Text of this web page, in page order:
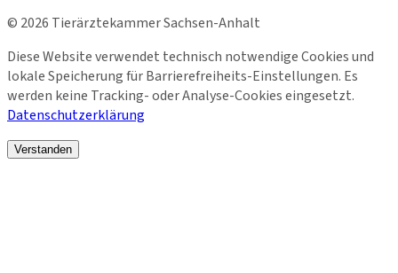
© 2026 Tierärztekammer Sachsen-Anhalt
Diese Website verwendet technisch notwendige Cookies und
lokale Speicherung für Barrierefreiheits-Einstellungen. Es
werden keine Tracking- oder Analyse-Cookies eingesetzt.
Datenschutzerklärung
Verstanden